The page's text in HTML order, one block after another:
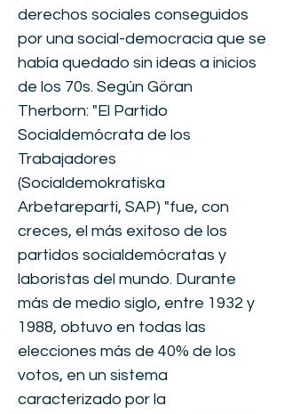
derechos sociales conseguidos
por una social-democracia que se
había quedado sin ideas a inicios
de los 70s. Según Göran
Therborn: "El Partido
Socialdemócrata de los
Trabajadores
(Socialdemokratiska
Arbetareparti, SAP) "fue, con
creces, el más exitoso de los
partidos socialdemócratas y
laboristas del mundo. Durante
más de medio siglo, entre 1932 y
1988, obtuvo en todas las
elecciones más de 40% de los
votos, en un sistema
caracterizado por la